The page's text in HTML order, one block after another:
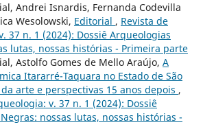
Andrei Isnardis, Fernanda Codevilla
Wesolowski, Editorial , Revista de
37 n. 1 (2024): Dossiê Arqueologias
lutas, nossas histórias - Primeira parte
Astolfo Gomes de Mello Araújo, A
Itararré-Taquara no Estado de São
arte e perspectivas 15 anos depois ,
v. 37 n. 1 (2024): Dossiê
nossas lutas, nossas histórias -